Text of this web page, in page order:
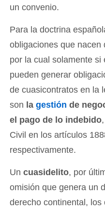
un convenio.
Para la doctrina
obligaciones que nacen
por la cual solamente si
pueden generar
de cuasicontratos en la
son la gestión de
el pago de lo indebido
Civil en los artículos
respectivamente.
Un cuasidelito, por
omisión que genera un
derecho continental,